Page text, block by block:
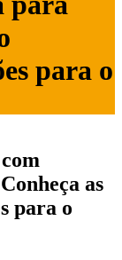
para o
as
para o